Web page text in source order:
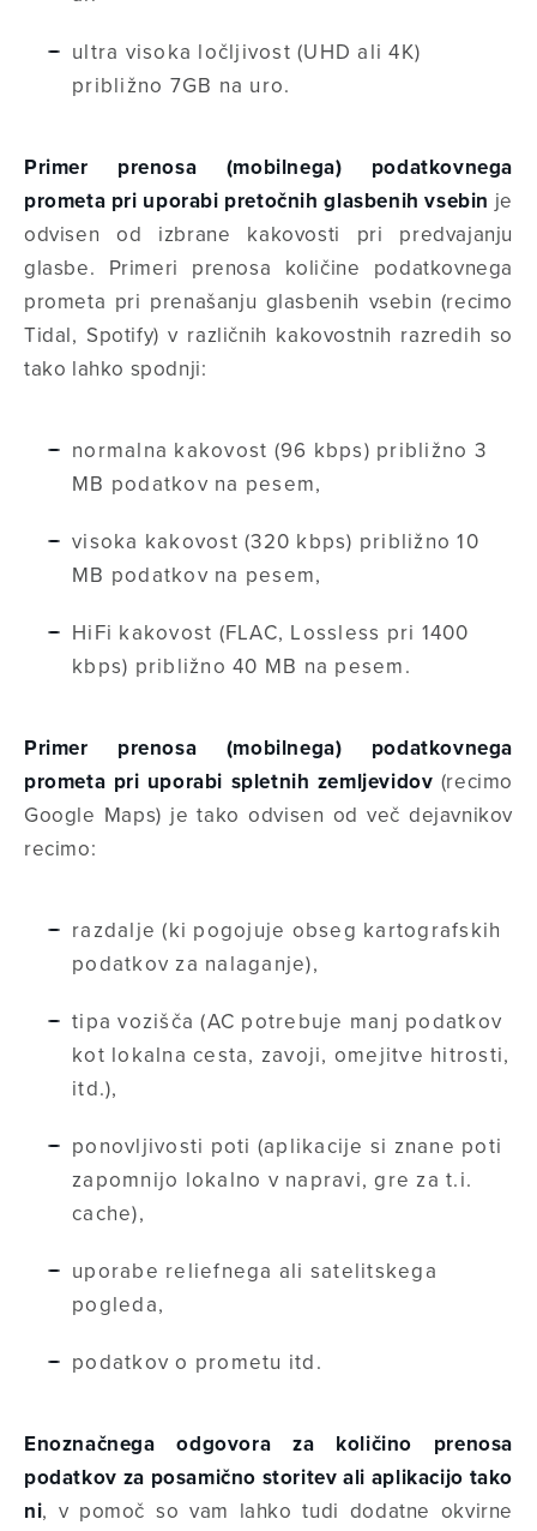
ultra visoka ločljivost (UHD ali 4K)
približno 7GB na uro.
Primer prenosa (mobilnega) podatkovnega
prometa pri uporabi pretočnih glasbenih vsebin je
odvisen od izbrane kakovosti pri predvajanju
glasbe. Primeri prenosa količine podatkovnega
prometa pri prenašanju glasbenih vsebin (recimo
Tidal, Spotify) v različnih kakovostnih razredih so
tako lahko spodnji:
normalna kakovost (96 kbps) približno 3
MB podatkov na pesem,
visoka kakovost (320 kbps) približno 10
MB podatkov na pesem,
HiFi kakovost (FLAC, Lossless pri 1400
kbps) približno 40 MB na pesem.
Primer prenosa (mobilnega) podatkovnega
prometa pri uporabi spletnih zemljevidov (recimo
Google Maps) je tako odvisen od več dejavnikov
recimo:
razdalje (ki pogojuje obseg kartografskih
podatkov za nalaganje),
tipa vozišča (AC potrebuje manj podatkov
kot lokalna cesta, zavoji, omejitve hitrosti,
itd.),
ponovljivosti poti (aplikacije si znane poti
zapomnijo lokalno v napravi, gre za t.i.
cache),
uporabe reliefnega ali satelitskega
pogleda,
podatkov o prometu itd.
Enoznačnega odgovora za količino prenosa
podatkov za posamično storitev ali aplikacijo tako
ni, v pomoč so vam lahko tudi dodatne okvirne